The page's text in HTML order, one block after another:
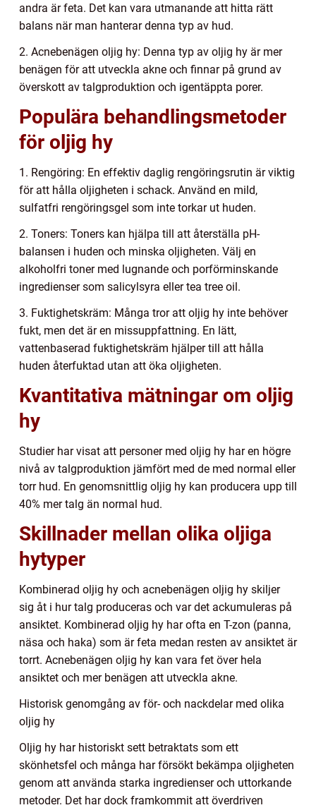
andra är feta. Det kan vara utmanande att hitta rätt
balans när man hanterar denna typ av hud.
2. Acnebenägen oljig hy: Denna typ av oljig hy är mer
benägen för att utveckla akne och finnar på grund av
överskott av talgproduktion och igentäppta porer.
Populära behandlingsmetoder
för oljig hy
1. Rengöring: En effektiv daglig rengöringsrutin är viktig
för att hålla oljigheten i schack. Använd en mild,
sulfatfri rengöringsgel som inte torkar ut huden.
2. Toners: Toners kan hjälpa till att återställa pH-
balansen i huden och minska oljigheten. Välj en
alkoholfri toner med lugnande och porförminskande
ingredienser som salicylsyra eller tea tree oil.
3. Fuktighetskräm: Många tror att oljig hy inte behöver
fukt, men det är en missuppfattning. En lätt,
vattenbaserad fuktighetskräm hjälper till att hålla
huden återfuktad utan att öka oljigheten.
Kvantitativa mätningar om oljig
hy
Studier har visat att personer med oljig hy har en högre
nivå av talgproduktion jämfört med de med normal eller
torr hud. En genomsnittlig oljig hy kan producera upp till
40% mer talg än normal hud.
Skillnader mellan olika oljiga
hytyper
Kombinerad oljig hy och acnebenägen oljig hy skiljer
sig åt i hur talg produceras och var det ackumuleras på
ansiktet. Kombinerad oljig hy har ofta en T-zon (panna,
näsa och haka) som är feta medan resten av ansiktet är
torrt. Acnebenägen oljig hy kan vara fet över hela
ansiktet och mer benägen att utveckla akne.
Historisk genomgång av för- och nackdelar med olika
oljig hy
Oljig hy har historiskt sett betraktats som ett
skönhetsfel och många har försökt bekämpa oljigheten
genom att använda starka ingredienser och uttorkande
metoder. Det har dock framkommit att överdriven